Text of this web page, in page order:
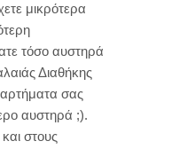
μικρότερα
τόσο αυστηρά
Διαθήκης
σας
αυστηρά ;).
στους